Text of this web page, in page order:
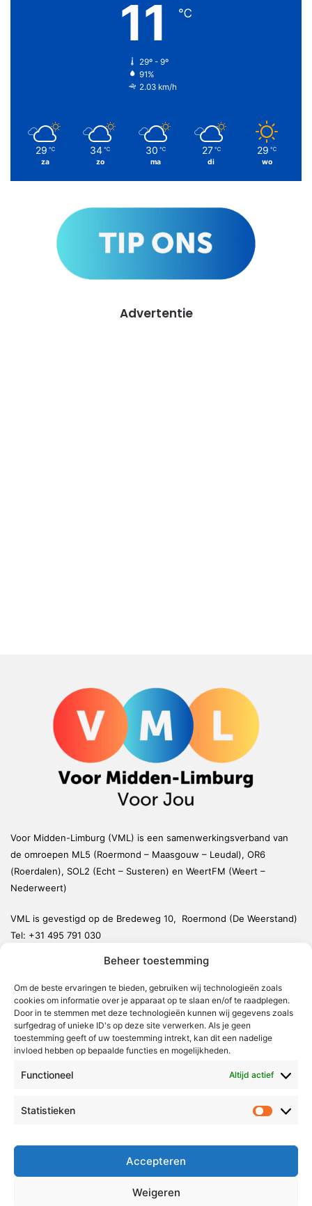
Beheer toestemming
Om de beste ervaringen te bieden, gebruiken wij technologieën zoals
cookies om informatie over je apparaat op te slaan en/of te raadplegen.
Door in te stemmen met deze technologieën kunnen wij gegevens zoals
surfgedrag of unieke ID's op deze site verwerken. Als je geen
toestemming geeft of uw toestemming intrekt, kan dit een nadelige
invloed hebben op bepaalde functies en mogelijkheden.
Functioneel Altijd actief
Statistieken
Accepteren
Weigeren
11 ℃
29º - 9º
91%
2.03 km/h
29 ℃
za
34 ℃
zo
30 ℃
ma
27 ℃
di
29 ℃
wo
Advertentie
Voor Midden-Limburg (VML) is een samenwerkingsverband van
de omroepen ML5 (Roermond – Maasgouw – Leudal), OR6
(Roerdalen), SOL2 (Echt – Susteren) en WeertFM (Weert –
Nederweert)
VML is gevestigd op de Bredeweg 10, Roermond (De Weerstand)
Tel: +31 495 791 030
Weert
Nederweert
Leudal
Maasgouw
Echt-Susteren
Roermond
Radio & TV